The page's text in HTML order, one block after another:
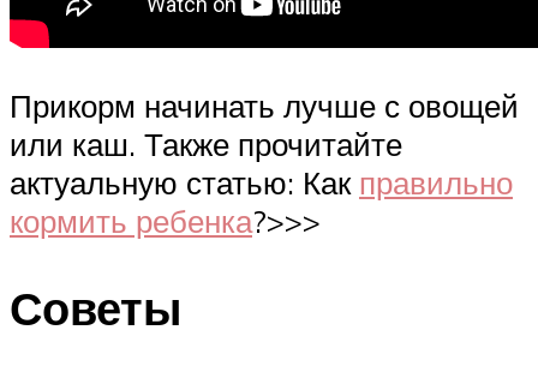
Прикорм начинать лучше с овощей
или каш. Также прочитайте
актуальную статью: Как правильно
кормить ребенка?>>>
Советы